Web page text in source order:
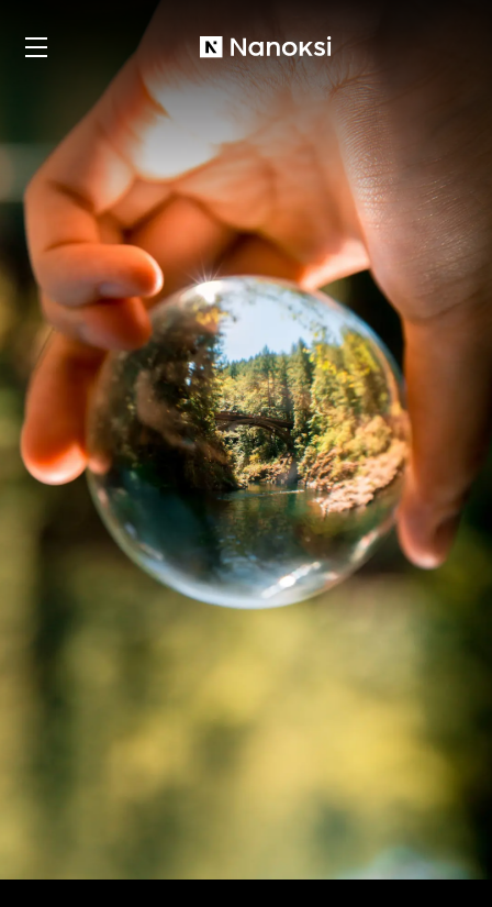
Nanoksi